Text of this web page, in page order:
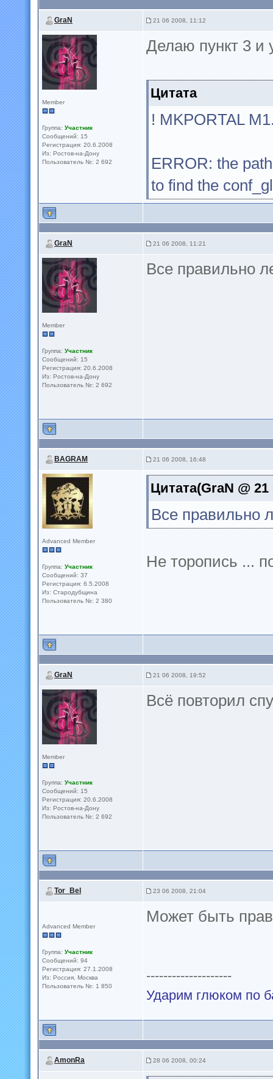
GraN 21 06 2008, 11:12
Member
Группа: Участник
Сообщений: 15
Регистрация: 20.6.2008
Из: Ростов-на-Дону
Пользователь №: 2 692
Делаю пункт 3 и
Цитата
! MKPORTAL
ERROR: the
to find the
GraN 21 06 2008, 11:21
Member
Группа: Участник
Сообщений: 15
Регистрация: 20.6.2008
Из: Ростов-на-Дону
Пользователь №: 2 692
Все правильно
BAGRAM 21 06 2008, 16:48
Advanced Member
Группа: Участник
Сообщений: 37
Регистрация: 6.5.2008
Из: Стародубщина
Пользователь №: 2 380
Цитата(GraN @
Все правильно
Не торопись ...
GraN 21 06 2008, 19:52
Member
Группа: Участник
Сообщений: 15
Регистрация: 20.6.2008
Из: Ростов-на-Дону
Пользователь №: 2 692
Всё повторил
Tor_Bel 23 06 2008, 21:04
Advanced Member
Группа: Участник
Сообщений: 94
Регистрация: 27.1.2008
Из: Россия, Москва
Пользователь №: 1 850
Может быть
--------------------
Ударим глюком по
AmonRa 28 06 2008, 00:24